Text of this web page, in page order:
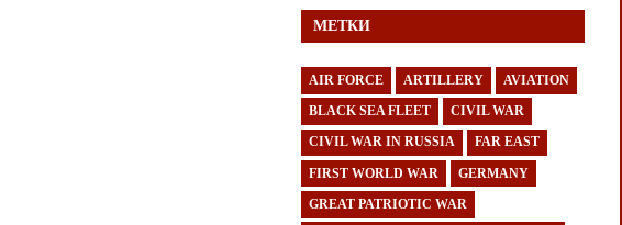
МЕТКИ
AIR FORCE ARTILLERY AVIATION
BLACK SEA FLEET CIVIL WAR
CIVIL WAR IN RUSSIA FAR EAST
FIRST WORLD WAR GERMANY
GREAT PATRIOTIC WAR